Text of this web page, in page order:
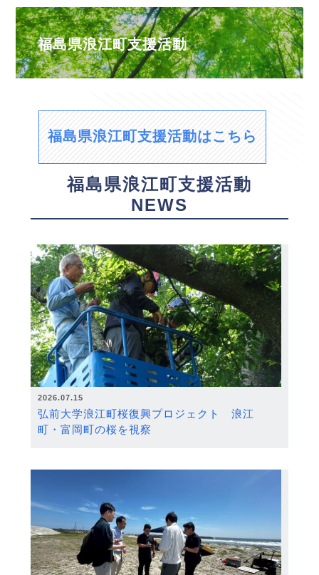
福島県浪江町支援活動
福島県浪江町支援活動はこちら
福島県浪江町支援活動
NEWS
2026.07.15
弘前大学浪江町桜復興プロジェクト 浪江
町・富岡町の桜を視察